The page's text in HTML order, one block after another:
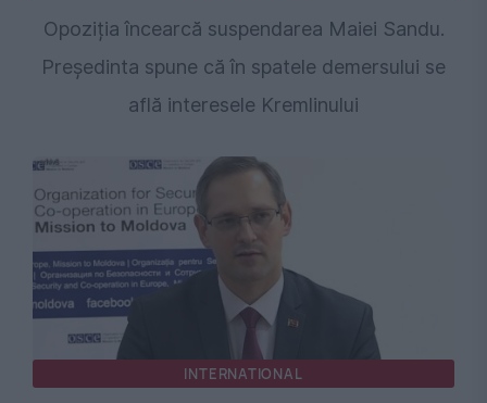
Opoziția încearcă suspendarea Maiei Sandu.
Președinta spune că în spatele demersului se
află interesele Kremlinului
INTERNATIONAL